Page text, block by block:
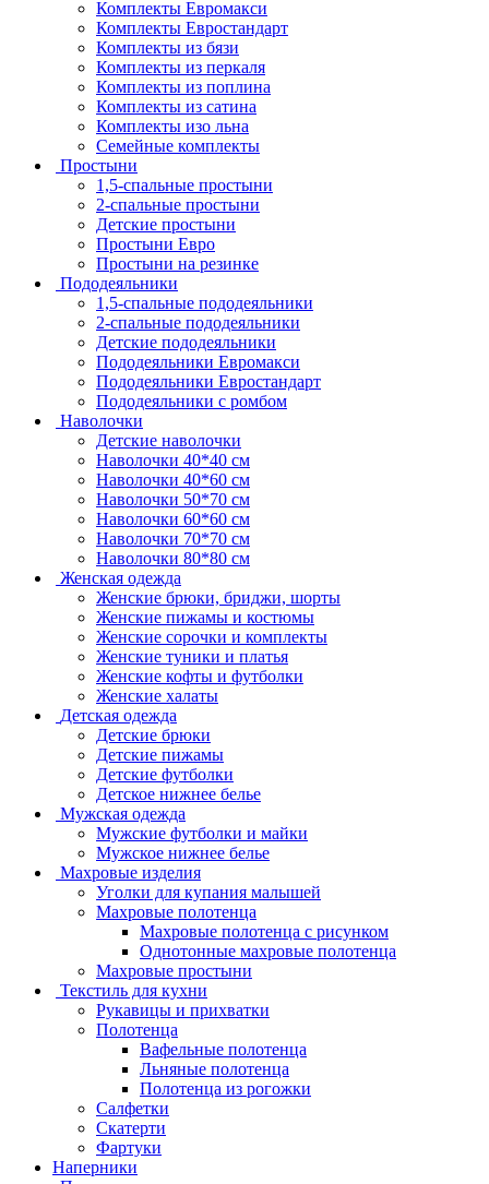
Комплекты Евромакси
Комплекты Евростандарт
Комплекты из бязи
Комплекты из перкаля
Комплекты из поплина
Комплекты из сатина
Комплекты изо льна
Семейные комплекты
Простыни
1,5-спальные простыни
2-спальные простыни
Детские простыни
Простыни Евро
Простыни на резинке
Пододеяльники
1,5-спальные пододеяльники
2-спальные пододеяльники
Детские пододеяльники
Пододеяльники Евромакси
Пододеяльники Евростандарт
Пододеяльники с ромбом
Наволочки
Детские наволочки
Наволочки 40*40 см
Наволочки 40*60 см
Наволочки 50*70 см
Наволочки 60*60 см
Наволочки 70*70 см
Наволочки 80*80 см
Женская одежда
Женские брюки, бриджи, шорты
Женские пижамы и костюмы
Женские сорочки и комплекты
Женские туники и платья
Женские кофты и футболки
Женские халаты
Детская одежда
Детские брюки
Детские пижамы
Детские футболки
Детское нижнее белье
Мужская одежда
Мужские футболки и майки
Мужское нижнее белье
Махровые изделия
Уголки для купания малышей
Махровые полотенца
Махровые полотенца с рисунком
Однотонные махровые полотенца
Махровые простыни
Текстиль для кухни
Рукавицы и прихватки
Полотенца
Вафельные полотенца
Льняные полотенца
Полотенца из рогожки
Салфетки
Скатерти
Фартуки
Наперники